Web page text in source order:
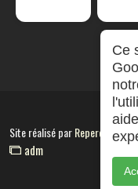
Site réalisé parRepereCom
adm
Ce